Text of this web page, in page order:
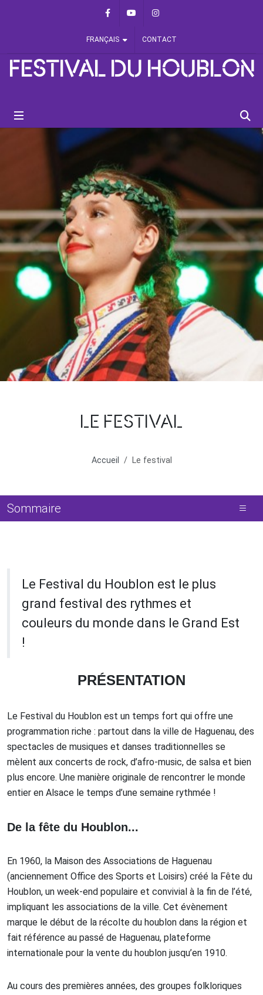
FacebookYoutube
FRANÇAIS CONTACT
FESTIVAL DU HOUBLON
LE FESTIVAL
Accueil Le festival
Sommaire
Le Festival du Houblon est le plus
grand festival des rythmes et
couleurs du monde dans le Grand Est
!
PRÉSENTATION
Le Festival du Houblon est un temps fort qui offre une
programmation riche : partout dans la ville de Haguenau, des
spectacles de musiques et danses traditionnelles se
mèlent aux concerts de rock, d’afro-music, de salsa et bien
plus encore. Une manière originale de rencontrer le monde
entier en Alsace le temps d’une semaine rythmée !
De la fête du Houblon...
En 1960, la Maison des Associations de Haguenau
(anciennement Office des Sports et Loisirs) créé la Fête du
Houblon, un week-end populaire et convivial à la fin de l’été,
impliquant les associations de la ville. Cet évènement
marque le début de la récolte du houblon dans la région et
fait référence au passé de Haguenau, plateforme
internationale pour la vente du houblon jusqu’en 1910.
Au cours des premières années, des groupes folkloriques
Panneau de gestion des cookies